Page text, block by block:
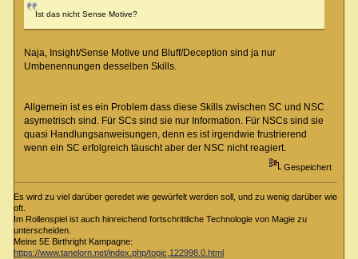
Ist das nicht Sense Motive?
Naja, Insight/Sense Motive und Bluff/Deception sind ja nur
Umbenennungen desselben Skills.
Allgemein ist es ein Problem dass diese Skills zwischen SC und NSC
asymetrisch sind. Für SCs sind sie nur Information. Für NSCs sind sie
quasi Handlungsanweisungen, denn es ist irgendwie frustrierend
wenn ein SC erfolgreich täuscht aber der NSC nicht reagiert.
Gespeichert
Es wird zu viel darüber geredet wie gewürfelt werden soll, und zu wenig darüber wie
oft.
Im Rollenspiel ist auch hinreichend fortschrittliche Technologie von Magie zu
unterscheiden.
Meine 5E Birthright Kampagne:
https://www.tanelorn.net/index.php/topic,122998.0.html